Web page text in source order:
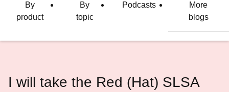
By
product
By
topic
Podcasts
More
blogs
I will take the Red (Hat) SLSA